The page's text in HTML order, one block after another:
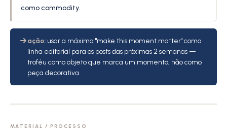
como commodity.
ação: usar a máxima "make this moment matter" como
linha editorial para os posts das próximas 2 semanas —
troféu como objeto que marca um momento, não como
peça decorativa.
MATERIAL / PROCESSO